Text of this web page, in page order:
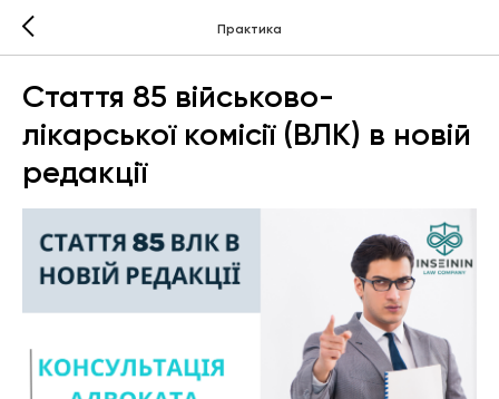
Практика
Стаття 85 військово-
лікарської комісії (ВЛК) в новій
редакції